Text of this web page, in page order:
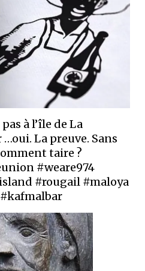
à l’île de La
La preuve. Sans
taire ?
#weare974
#rougail #maloya